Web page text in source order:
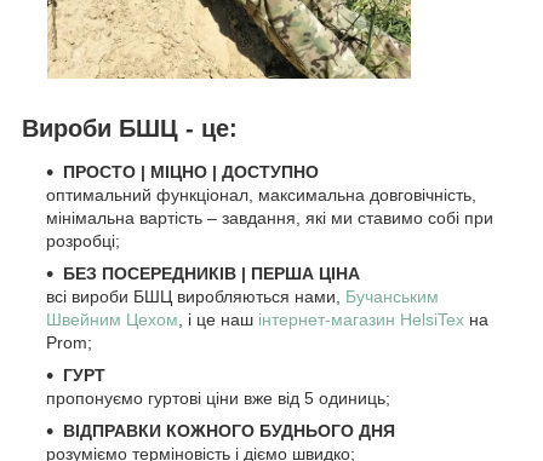
Вироби БШЦ - це:
ПРОСТО | МІЦНО | ДОСТУПНО
оптимальний функціонал, максимальна довговічність,
мінімальна вартість – завдання, які ми ставимо собі при
розробці;
БЕЗ ПОСЕРЕДНИКІВ | ПЕРША ЦІНА
всі вироби БШЦ виробляються нами, Бучанським
Швейним Цехом , і це наш інтернет-магазин HelsiTex на
Prom;
ГУРТ
пропонуємо гуртові ціни вже від 5 одиниць;
ВІДПРАВКИ КОЖНОГО БУДНЬОГО ДНЯ
розуміємо терміновість і діємо швидко;